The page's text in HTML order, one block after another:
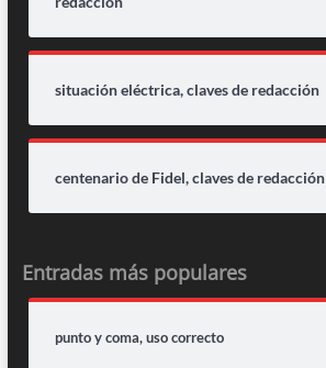
situación eléctrica, claves de redacción
centenario de Fidel, claves de redacción
Entradas más populares
punto y coma, uso correcto